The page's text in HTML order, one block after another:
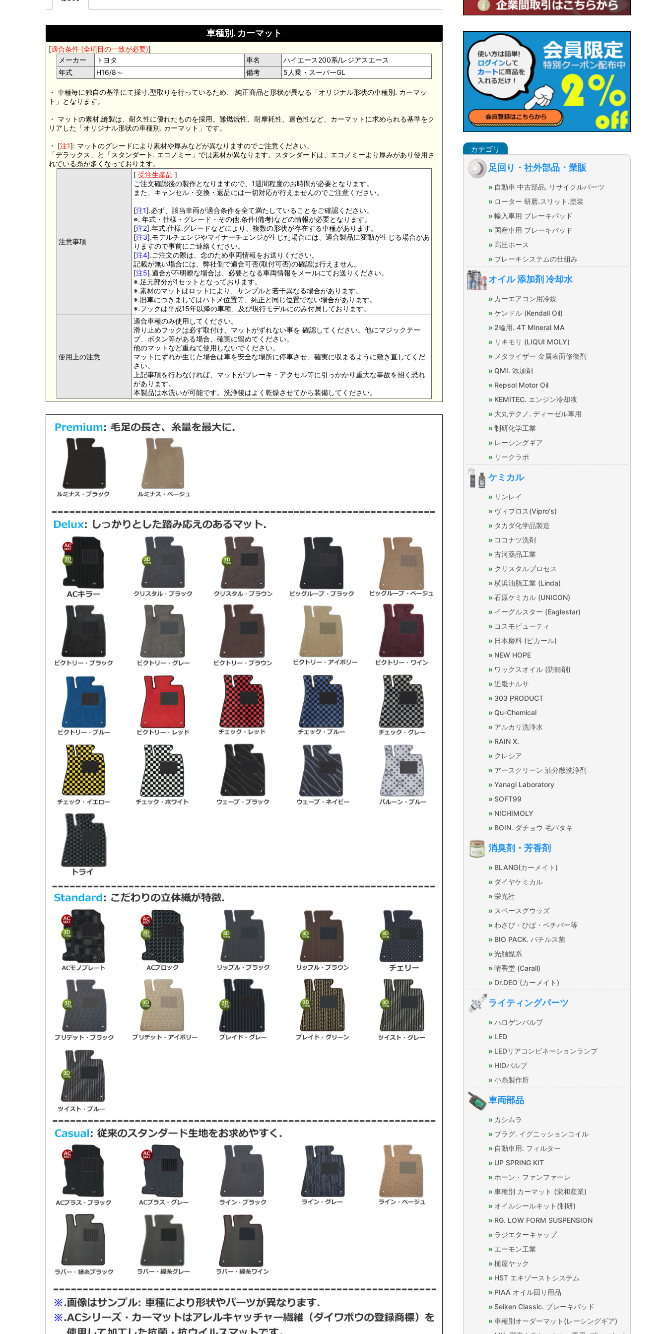
車種別. カーマット
[適合条件 (全項目の一致が必要)]
メーカー
トヨタ 車名
ハイエース200系/レジアスエース
年式
H16/8～ 備考 5人乗・スーパーGL
・ 車種毎に独自の基準にて採寸.型取りを行っているため、 純正商品と形状が異なる「オリジナル形状の車種別. カーマッ
ト」となります。
・ マットの素材.縫製は、耐久性に優れたものを採用。難燃焼性、耐摩耗性、退色性など、カーマットに求められる基準をク
リアした「オリジナル形状の車種別. カーマット」です。
・ [注1]: マットのグレードにより素材や厚みなどが異なりますのでご注意ください。
「デラックス」と「スタンダート. エコノミー」では素材が異なります。スタンダードは、エコノミーより厚みがあり使用さ
れている糸が多くなっております。
注意事項
[ 受注生産品 ]
ご注文確認後の製作となりますので、1週間程度のお時間が必要となります。
また、キャンセル・交換・返品には一切対応が行えませんのでご注意ください。
[注1].必ず、該当車両が適合条件を全て満たしていることをご確認ください。
※. 年式・仕様・グレード・その他.条件(備考)などの情報が必要となります。
[注2].年式.仕様.グレードなどにより、複数の形状が存在する車種があります。
[注3].モデルチェンジやマイナーチェンジが生じた場合には、適合製品に変動が生じる場合があ
りますので事前にご連絡ください。
[注4].ご注文の際は、念のため車両情報をお送りください。
記載が無い場合には、弊社側で適合可否(取付可否)の確認は行えません。
[注5].適合が不明瞭な場合は、必要となる車両情報をメールにてお送りください。
※.足元部分が1セットとなっております。
※.素材のマットはロットにより、サンプルと若干異なる場合があります。
※.旧車につきましてはハトメ位置等、純正と同じ位置でない場合があります。
※.フックは平成15年以降の車種、及び現行モデルにのみ付属しております。
使用上の注意
適合車種のみ使用してください。
滑り止めフックは必ず取付け、マットがずれない事を 確認してください。他にマジックテー
プ、ボタン等がある場合、確実に留めてください。
他のマットなど重ねて使用しないでください。
マットにずれが生じた場合は車を安全な場所に停車させ、確実に収まるように敷き直してくだ
さい。
上記事項を行わなければ、マットがブレーキ・アクセル等に引っかかり重大な事故を招く恐れ
があります。
本製品は水洗いが可能です。洗浄後はよく乾燥させてから装備してください。
足回り・社外部品・業販
自動車 中古部品. リサイクルパーツ
ローター 研磨.スリット.塗装
輸入車用 ブレーキパッド
国産車用 ブレーキパッド
高圧ホース
ブレーキシステムの仕組み
オイル 添加剤 冷却水
カーエアコン用冷媒
ケンドル (Kendall Oil)
2輪用. 4T Mineral MA
リキモリ (LIQUI MOLY)
メタライザー 金属表面修復剤
QMI. 添加剤
Repsol Motor Oil
KEMITEC. エンジン冷却液
大丸テクノ. ディーゼル車用
制研化学工業
レーシングギア
リークラボ
ケミカル
リンレイ
ヴィプロス(Vipro's)
タカダ化学品製造
ココナツ洗剤
古河薬品工業
クリスタルプロセス
横浜油脂工業 (Linda)
石原ケミカル (UNICON)
イーグルスター (Eaglestar)
コスモビューティ
日本磨料 (ピカール)
NEW HOPE
ワックスオイル (防錆剤)
近畿ナルサ
303 PRODUCT
Qu-Chemical
アルカリ洗浄水
RAIN X.
クレシア
アースクリーン 油分散洗浄剤
Yanagi Laboratory
SOFT99
NICHIMOLY
BOIN. ダチョウ 毛バタキ
消臭剤・芳香剤
BLANG(カーメイト)
ダイヤケミカル
栄光社
スペースグウッズ
わさび・ひば・ベチバー等
BIO PACK. バチルス菌
光触媒系
晴香堂 (Carall)
Dr.DEO (カーメイト)
ライティングパーツ
ハロゲンバルブ
LED
LEDリアコンビネーションランプ
HIDバルブ
小糸製作所
車両部品
カシムラ
プラグ. イグニッションコイル
自動車用. フィルター
UP SPRING KIT
ホーン・ファンファーレ
車種別 カーマット (栄和産業)
オイルシールキット(制研)
RG. LOW FORM SUSPENSION
ラジエターキャップ
エーモン工業
槌屋ヤック
HST エキゾーストシステム
PIAA オイル回り用品
Seiken Classic. ブレーキパッド
車種別オーダーマット(レーシングギア)